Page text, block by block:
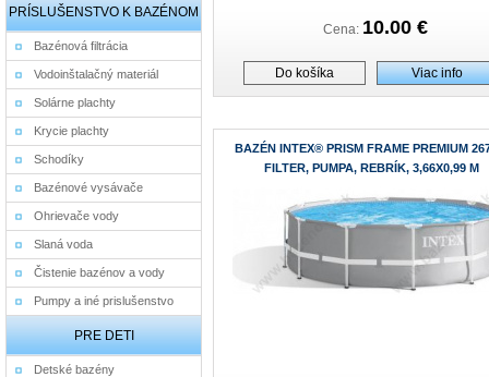
PRÍSLUŠENSTVO K BAZÉNOM
Bazénová filtrácia
Vodoinštalačný materiál
Solárne plachty
Krycie plachty
Schodíky
Bazénové vysávače
Ohrievače vody
Slaná voda
Čistenie bazénov a vody
Pumpy a iné prislušenstvo
PRE DETI
Detské bazény
Cena: 10.00 €
Do košíka Viac info
BAZÉN INTEX® PRISM FRAME PREMIUM
FILTER, PUMPA, REBRÍK, 3,66X0,99 M